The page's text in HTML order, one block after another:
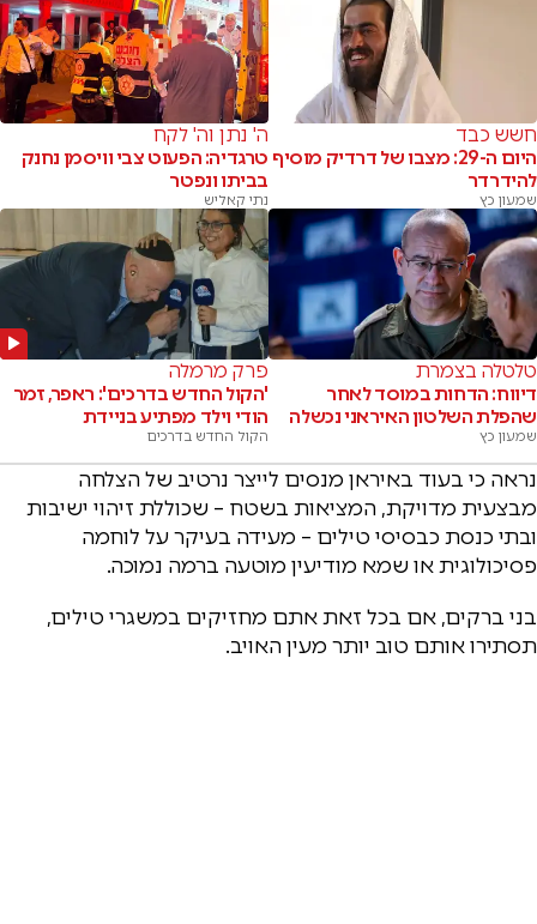
חשש כבד
היום ה-29: מצבו של דרדיק מוסיף
להידרדר
שמעון כץ
ה' נתן וה' לקח
טרגדיה: הפעוט צבי וויסמן נחנק
בביתו ונפטר
נתי קאליש
טלטלה בצמרת
דיווח: הדחות במוסד לאחר
שהפלת השלטון האיראני נכשלה
שמעון כץ
פרק מרמלה
'הקול החדש בדרכים': ראפר, זמר
הודי וילד מפתיע בניידת
הקול החדש בדרכים
נראה כי בעוד באיראן מנסים לייצר נרטיב של הצלחה
מבצעית מדויקת, המציאות בשטח – שכוללת זיהוי ישיבות
ובתי כנסת כבסיסי טילים – מעידה בעיקר על לוחמה
פסיכולוגית או שמא מודיעין מוטעה ברמה נמוכה.
בני ברקים, אם בכל זאת אתם מחזיקים במשגרי טילים,
תסתירו אותם טוב יותר מעין האויב.